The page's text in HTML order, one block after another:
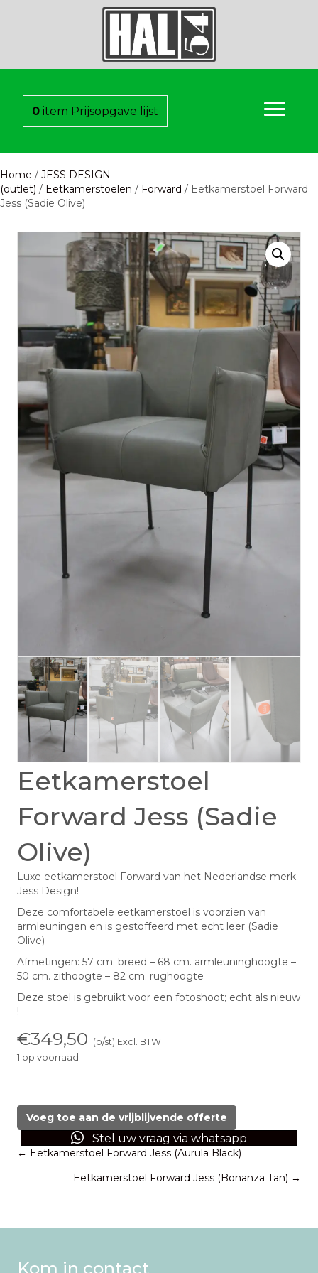
0 item Prijsopgave lijst
Home / JESS DESIGN
(outlet) / Eetkamerstoelen / Forward / Eetkamerstoel Forward
Jess (Sadie Olive)
Eetkamerstoel
Forward Jess (Sadie
Olive)
Luxe eetkamerstoel Forward van het Nederlandse merk
Jess Design!
Deze comfortabele eetkamerstoel is voorzien van
armleuningen en is gestoffeerd met echt leer (Sadie
Olive)
Afmetingen: 57 cm. breed – 68 cm. armleuninghoogte –
50 cm. zithoogte – 82 cm. rughoogte
Deze stoel is gebruikt voor een fotoshoot; echt als nieuw
!
€349,50 (p/st) Excl. BTW
1 op voorraad
Jess
(Sadie
aantal
Voeg toe aan de vrijblijvende offerte
Stel uw vraag via whatsapp
Posts
navigation
← Eetkamerstoel Forward Jess (Aurula Black)
Eetkamerstoel Forward Jess (Bonanza Tan) →
Kom in contact